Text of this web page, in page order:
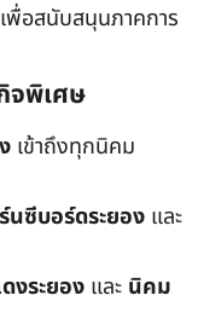
เพื่อสนับสนุนภาคการ
จพิเศษ
เข้าถึงทุกนิคม
นซีบอร์ดระยอง และ
งระยอง และ นิคม